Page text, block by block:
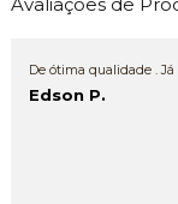
De ótima qualidade .
Edson P.